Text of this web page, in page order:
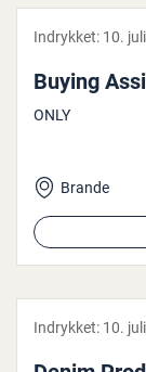
Indrykket: 10.
Buying
ONLY
Brande
Indrykket: 10.